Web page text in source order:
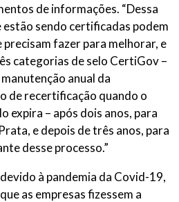
de informações. “Dessa
estão sendo certificadas podem
fazer para melhorar, e
categorias de selo CertiGov –
anual da
de recertificação quando o
expira – após dois anos, para
e depois de três anos, para
desse processo.”
à pandemia da Covid-19,
as empresas fizessem a